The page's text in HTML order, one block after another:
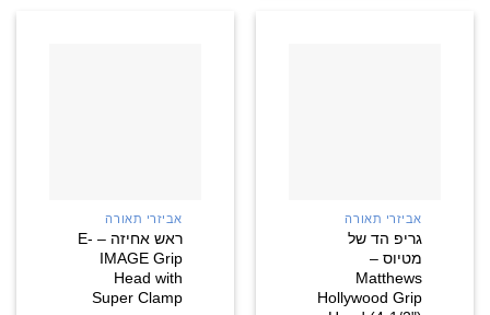
אביזרי תאורה
גריפ הד של
מטיוס –
Matthews
Hollywood Grip
אביזרי תאורה
ראש אחיזה – E-
IMAGE Grip
Head with
Super Clamp